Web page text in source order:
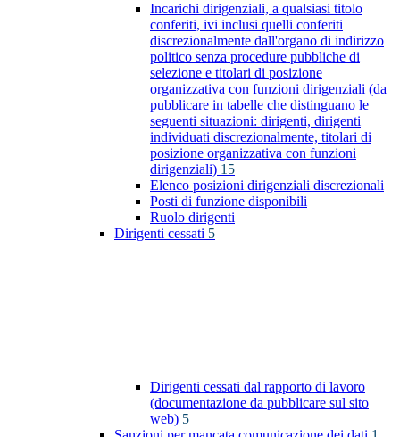
Incarichi dirigenziali, a qualsiasi titolo
conferiti, ivi inclusi quelli conferiti
discrezionalmente dall'organo di indirizzo
politico senza procedure pubbliche di
selezione e titolari di posizione
organizzativa con funzioni dirigenziali (da
pubblicare in tabelle che distinguano le
seguenti situazioni: dirigenti, dirigenti
individuati discrezionalmente, titolari di
posizione organizzativa con funzioni
dirigenziali) 15
Elenco posizioni dirigenziali discrezionali
Posti di funzione disponibili
Ruolo dirigenti
Dirigenti cessati 5
Dirigenti cessati dal rapporto di lavoro
(documentazione da pubblicare sul sito
web) 5